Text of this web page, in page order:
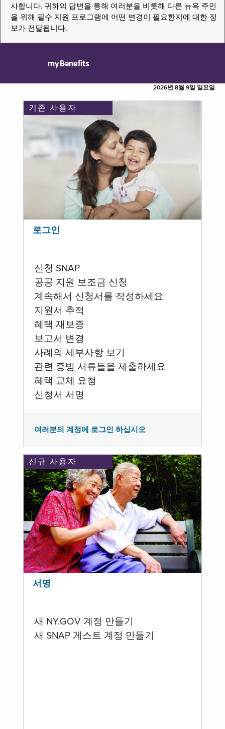
사합니다. 귀하의 답변을 통해 여러분을 비롯해 다른 뉴욕 주민
을 위해 필수 지원 프로그램에 어떤 변경이 필요한지에 대한 정
보가 전달됩니다.
myBenefits
2026년 8월 9일 일요일
기존 사용자
로그인
신청 SNAP
공공 지원 보조금 신청
계속해서 신청서를 작성하세요
지원서 추적
혜택 재보증
보고서 변경
사례의 세부사항 보기
관련 증빙 서류들을 제출하세요
혜택 교체 요청
신청서 서명
여러분의 계정에 로그인 하십시오
신규 사용자
서명
새 NY.GOV 계정 만들기
새 SNAP 게스트 계정 만들기